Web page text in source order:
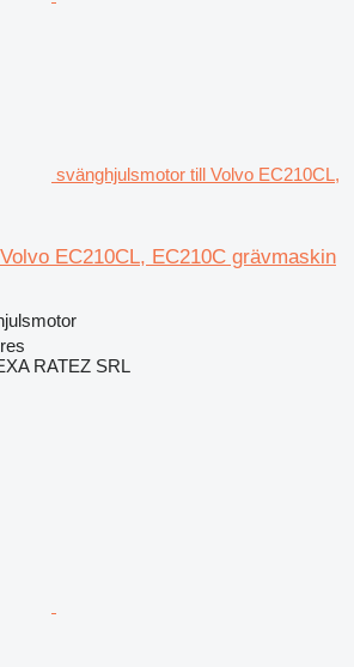
svänghjulsmotor till Volvo EC210CL,
EC210CL, EC210C grävmaskin
RATEZ SRL